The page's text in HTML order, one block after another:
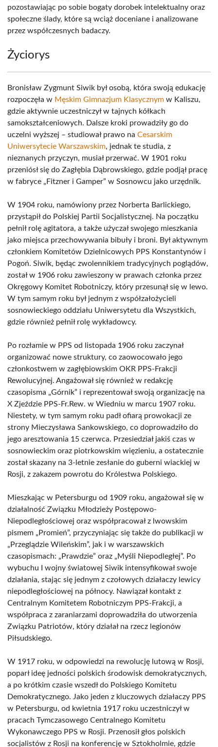
pozostawiając po sobie bogaty dorobek intelektualny oraz
społeczne ślady, które są wciąż doceniane i analizowane
przez współczesnych badaczy.
Życiorys
Bronisław Zygmunt Siwik był osobą, która swoją edukację
rozpoczęła w Męskim Gimnazjum Klasycznym w Kaliszu,
gdzie aktywnie uczestniczył w tajnych kółkach
samokształceniowych. Dalsze kroki prowadziły go do
uczelni wyższej – studiował prawo na Cesarskim
Uniwersytecie Warszawskim, jednak te studia, z
nieznanych przyczyn, musiał przerwać. W 1901 roku
przeniósł się do Zagłębia Dąbrowskiego, gdzie podjął pracę
w fabryce „Fitzner i Gamper” w Sosnowcu jako urzędnik.
W 1904 roku, namówiony przez Norberta Barlickiego,
przystąpił do Polskiej Partii Socjalistycznej. Na początku
pełnił rolę agitatora, a także użyczał swojego mieszkania
jako miejsca przechowywania bibuły i broni. Był aktywnym
członkiem Komitetów Dzielnicowych PPS Konstantynów i
Pogoń. Siwik, będąc zwolennikiem tradycyjnych poglądów,
został w 1906 roku zawieszony w prawach członka przez
Okręgowy Komitet Robotniczy, który przesunął się w lewo.
W tym samym roku był jednym z współzałożycieli
sosnowieckiego oddziału Uniwersytetu dla Wszystkich,
gdzie również pełnił rolę wykładowcy.
Po rozłamie w PPS od listopada 1906 roku zaczynał
organizować nowe struktury, co zaowocowało jego
członkostwem w zagłębiowskim OKR PPS-Frakcji
Rewolucyjnej. Angażował się również w redakcję
czasopisma „Górnik” i reprezentował swoją organizację na
X Zjeździe PPS-Fr.Rew. w Wiedniu w marcu 1907 roku.
Niestety, w tym samym roku padł ofiarą prowokacji ze
strony Mieczysława Sankowskiego, co doprowadziło do
jego aresztowania 15 czerwca. Przesiedział jakiś czas w
sosnowieckim oraz piotrkowskim więzieniu, a ostatecznie
został skazany na 3-letnie zesłanie do guberni wiackiej w
Rosji, z zakazem powrotu do Królestwa Polskiego.
Mieszkając w Petersburgu od 1909 roku, angażował się w
działalność Związku Młodzieży Postępowo-
Niepodległościowej oraz współpracował z lwowskim
pismem „Promień”, przyczyniając się także do publikacji w
„Przeglądzie Wileńskim”, jak i w warszawskich
czasopismach: „Prawdzie” oraz „Myśli Niepodległej”. Po
wybuchu I wojny światowej Siwik intensyfikował swoje
działania, stając się jednym z czołowych działaczy lewicy
niepodległościowej na północy. Nawiązał kontakt z
Centralnym Komitetem Robotniczym PPS-Frakcji, a
współpraca z zaraniarzami doprowadziła do utworzenia
Związku Patriotów, który działał na rzecz legionów
Piłsudskiego.
W 1917 roku, w odpowiedzi na rewolucję lutową w Rosji,
poparł ideę jedności polskich środowisk demokratycznych,
a po krótkim czasie wszedł do Polskiego Komitetu
Demokratycznego. Jako jeden z kluczowych działaczy PPS
w Petersburgu, od kwietnia 1917 roku uczestniczył w
pracach Tymczasowego Centralnego Komitetu
Wykonawczego PPS w Rosji. Przenosił głos polskich
socjalistów z Rosji na konferencję w Sztokholmie, gdzie